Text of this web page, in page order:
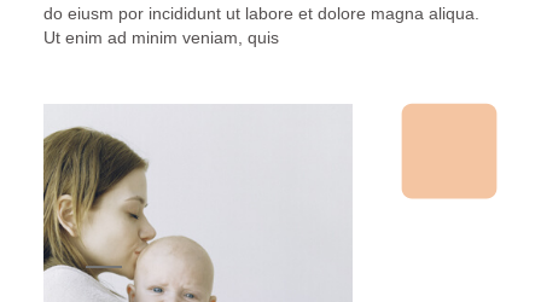
do eiusm por incididunt ut labore et dolore magna aliqua.
Ut enim ad minim veniam, quis